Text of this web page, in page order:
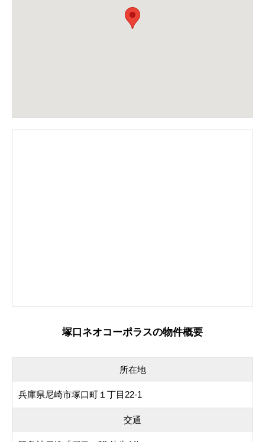
塚口ネオコーポラスの物件概要
所在地
兵庫県尼崎市塚口町１丁目22-1
交通